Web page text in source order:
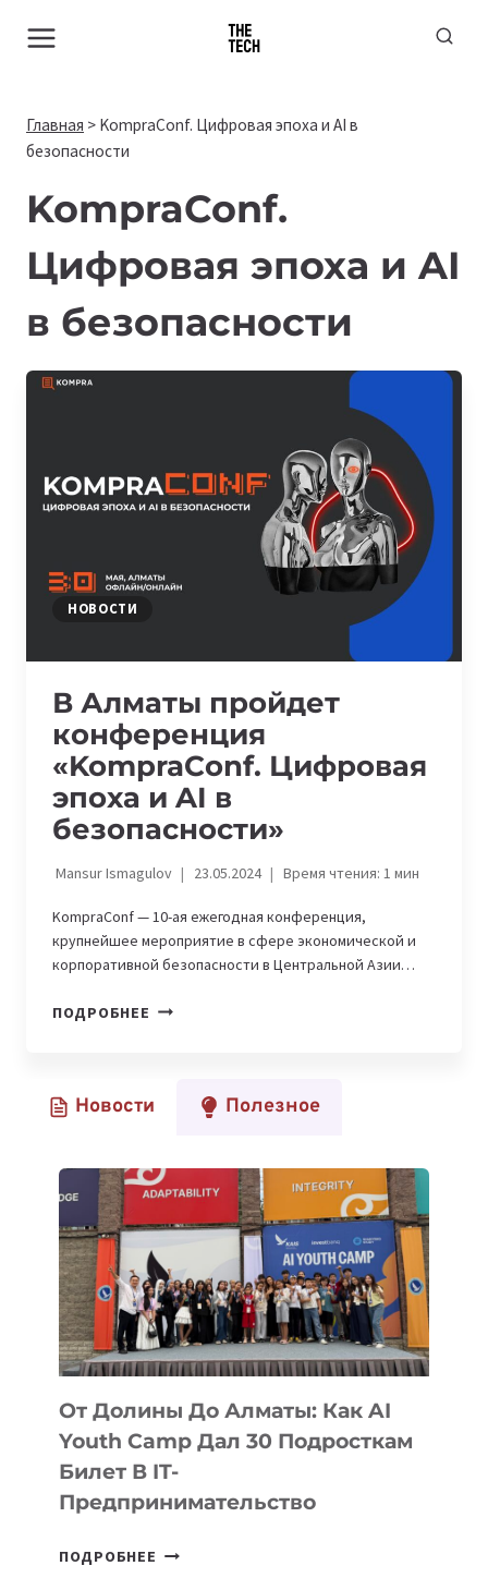
Главная > KompraConf. Цифровая эпоха и AI в
безопасности
KompraConf.
Цифровая эпоха и AI
в безопасности
НОВОСТИ
В Алматы пройдет
конференция
«KompraConf. Цифровая
эпоха и AI в
безопасности»
Mansur Ismagulov 23.05.2024 Время чтения: 1мин
KompraConf — 10-ая ежегодная конференция,
крупнейшее мероприятие в сфере экономической и
корпоративной безопасности в Центральной Азии…
ПОДРОБНЕЕ В
«KOMPRACONF.
И
В
БЕЗОПАСНОСТИ»
Новости Полезное
От Долины До Алматы: Как AI
Youth Camp Дал 30 Подросткам
Билет В IT-
Предпринимательство
ПОДРОБНЕЕ ОТ